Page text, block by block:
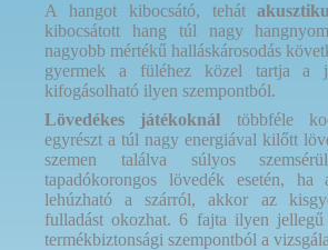
A hangot kibocsátó, tehát
kibocsátott hang túl nagy
nagyobb mértékű halláskárosodás
gyermek a füléhez közel tartja a
kifogásolható ilyen szempontból.
Lövedékes játékoknál többféle
egyrészt a túl nagy energiával kilőtt
szemen találva súlyos
tapadókorongos lövedék esetén,
lehúzható a szárról, akkor az
fulladást okozhat. 6 fajta ilyen
termékbiztonsági szempontból a